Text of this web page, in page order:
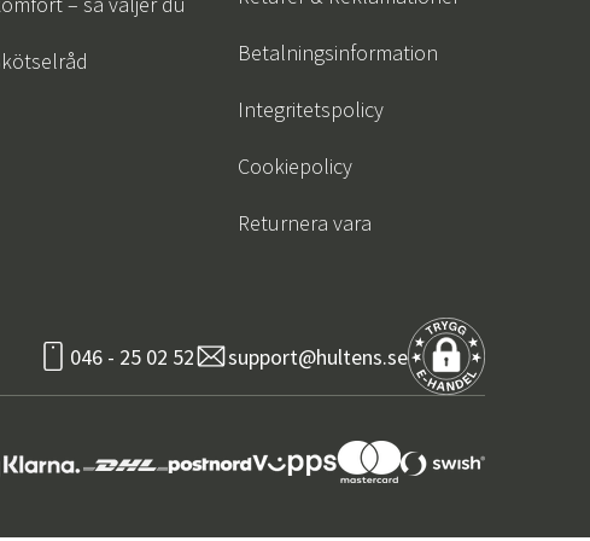
Betalningsinformation
Integritetspolicy
Cookiepolicy
Returnera vara
046 - 25 02 52 support@hultens.se